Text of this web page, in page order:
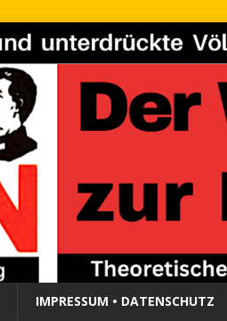
IMPRESSUM • DATENSCHUTZ